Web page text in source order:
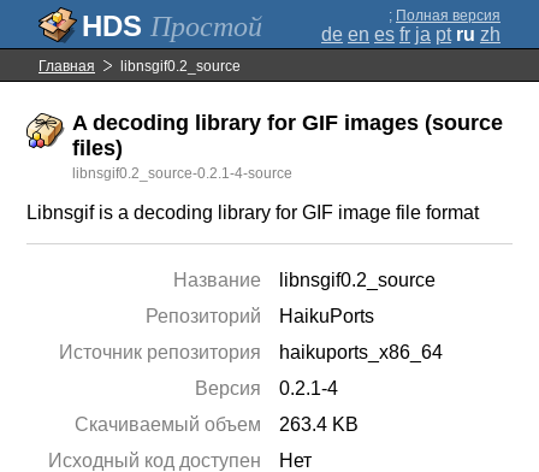
Простой ; Полная версия
de en es fr ja pt ru zh
Главная libnsgif0.2_source
A decoding library for GIF images (source
files)
libnsgif0.2_source-0.2.1-4-source
Libnsgif is a decoding library for GIF image file format
Название
libnsgif0.2_source
Репозиторий
HaikuPorts
Источник репозитория
haikuports_x86_64
Версия
0.2.1-4
Скачиваемый объем
263.4 KB
Исходный код доступен
Нет